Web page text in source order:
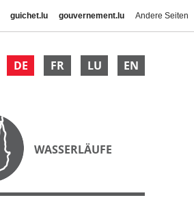
guichet.lu gouvernement.lu Andere Seiten
DE FR LU EN
WASSERLÄUFE